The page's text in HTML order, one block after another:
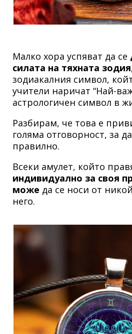
Малко хора успяват да се
силата на тяхната
зодиакалния символ,
учители наричат “Най-
астрологичен символ в
Разбирам, че това е
голяма отговорност, за
правилно.
Всеки амулет, който
индивидуално за своя
може да се носи от
него.